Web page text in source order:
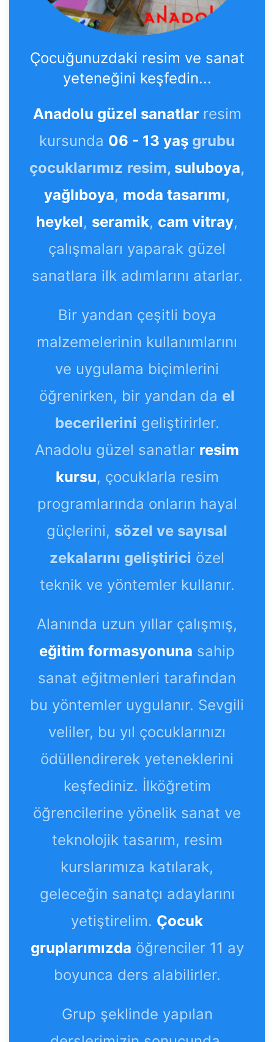
Çocuğunuzdaki resim ve sanat
yeteneğini keşfedin...
Anadolu güzel sanatlar resim
kursunda 06 - 13 yaş grubu
çocuklarımız resim, suluboya,
yağlıboya, moda tasarımı,
heykel, seramik, cam vitray,
çalışmaları yaparak güzel
sanatlara ilk adımlarını atarlar.
Bir yandan çeşitli boya
malzemelerinin kullanımlarını
ve uygulama biçimlerini
öğrenirken, bir yandan da el
becerilerini geliştirirler.
Anadolu güzel sanatlar resim
kursu, çocuklarla resim
programlarında onların hayal
güçlerini, sözel ve sayısal
zekalarını geliştirici özel
teknik ve yöntemler kullanır.
Alanında uzun yıllar çalışmış,
eğitim formasyonuna sahip
sanat eğitmenleri tarafından
bu yöntemler uygulanır. Sevgili
veliler, bu yıl çocuklarınızı
ödüllendirerek yeteneklerini
keşfediniz. İlköğretim
öğrencilerine yönelik sanat ve
teknolojik tasarım, resim
kurslarımıza katılarak,
geleceğin sanatçı adaylarını
yetiştirelim. Çocuk
gruplarımızda öğrenciler 11 ay
boyunca ders alabilirler.
Grup şeklinde yapılan